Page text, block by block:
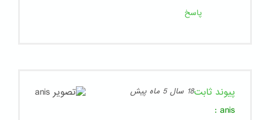
پاسخ
پیوند ثابت18 سال 5 ماه پیش
anis
: